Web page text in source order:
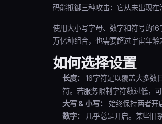
码能抵御三种攻击：它从未出现在
使用大小写字母、数字和符号的
万亿种组合，也需要超过宇宙年龄
如何选择设置
长度：
16字符足以覆盖大多数
符。若服务限制字符数过低，可
大写 & 小写：
始终保持两者开
数字：
几乎总是开启。某些旧